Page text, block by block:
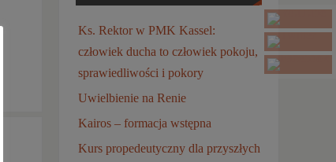
Ks. Rektor w PMK Kassel:
człowiek ducha to człowiek pokoju,
sprawiedliwości i pokory
Uwielbienie na Renie
Kairos – formacja wstępna
Kurs propedeutyczny dla przyszłych